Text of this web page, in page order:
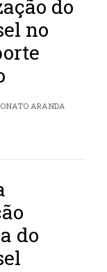
do
no
ARANDA
do